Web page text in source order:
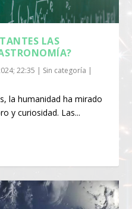
LAS
22:35 | Sin categoría |
la humanidad ha mirado
y curiosidad. Las...